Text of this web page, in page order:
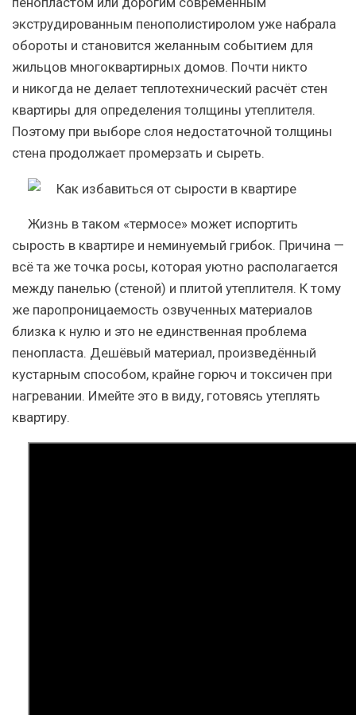
экструдированным пенополистиролом уже набрала
обороты и становится желанным событием для
жильцов многоквартирных домов. Почти никто
и никогда не делает теплотехнический расчёт стен
квартиры для определения толщины утеплителя.
Поэтому при выборе слоя недостаточной толщины
стена продолжает промерзать и сыреть.
Жизнь в таком «термосе» может испортить
сырость в квартире и неминуемый грибок. Причина —
всё та же точка росы, которая уютно располагается
между панелью (стеной) и плитой утеплителя. К тому
же паропроницаемость озвученных материалов
близка к нулю и это не единственная проблема
пенопласта. Дешёвый материал, произведённый
кустарным способом, крайне горюч и токсичен при
нагревании. Имейте это в виду, готовясь утеплять
квартиру.